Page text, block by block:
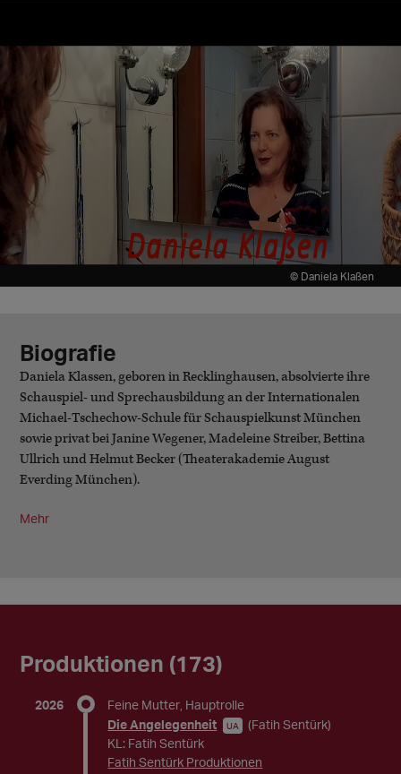
© Daniela Klaßen
Biografie
Daniela Klassen, geboren in Recklinghausen, absolvierte ihre
Schauspiel- und Sprechausbildung an der Internationalen
Michael-Tschechow-Schule für Schauspielkunst München
sowie privat bei Janine Wegener, Madeleine Streiber, Bettina
Ullrich und Helmut Becker (Theaterakademie August
Everding München).
Mehr
Produktionen (173)
2026 Feine Mutter, Hauptrolle
Die Angelegenheit
UA
(Fatih Sentürk)
KL: Fatih Sentürk
Fatih Sentürk Produktionen